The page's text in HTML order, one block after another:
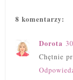
8 komentarzy:
Dorota
Chętnie